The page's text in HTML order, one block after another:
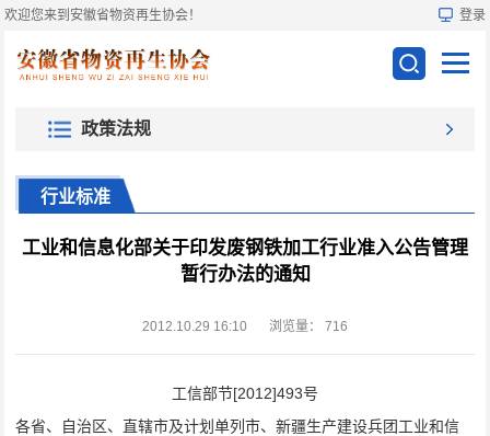
欢迎您来到安徽省物资再生协会！ 登录
政策法规
行业标准
工业和信息化部关于印发废钢铁加工行业准入公告管理
暂行办法的通知
2012.10.29 16:10 浏览量： 716
工信部节[2012]493号
各省、自治区、直辖市及计划单列市、新疆生产建设兵团工业和信